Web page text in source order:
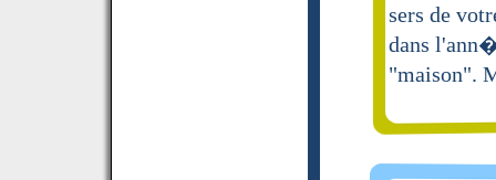
sers de
dans
"maison".